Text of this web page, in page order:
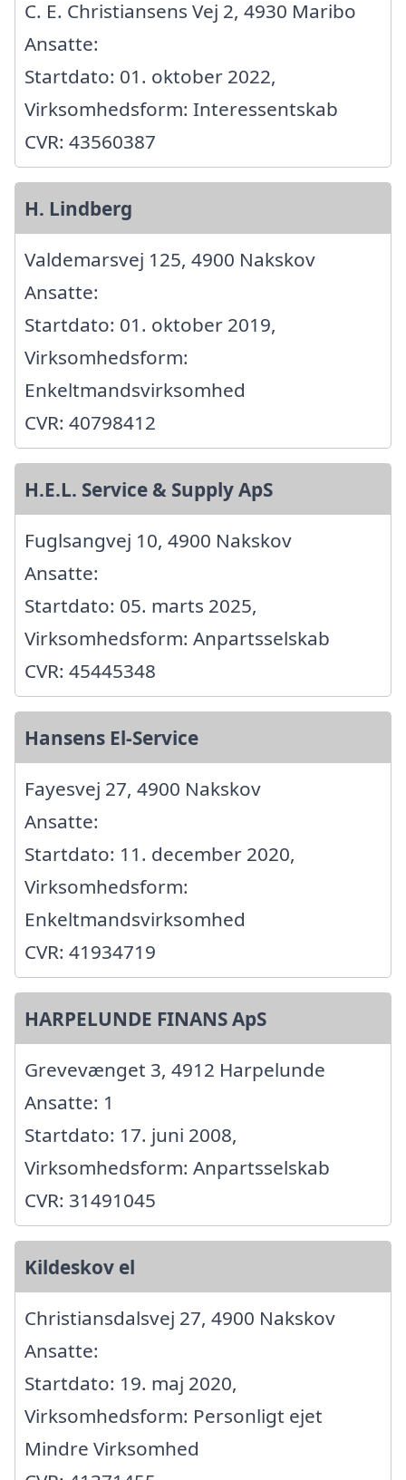
C. E. Christiansens Vej 2, 4930 Maribo
Ansatte:
Startdato: 01. oktober 2022,
Virksomhedsform: Interessentskab
CVR: 43560387
H. Lindberg
Valdemarsvej 125, 4900 Nakskov
Ansatte:
Startdato: 01. oktober 2019,
Virksomhedsform:
Enkeltmandsvirksomhed
CVR: 40798412
H.E.L. Service & Supply ApS
Fuglsangvej 10, 4900 Nakskov
Ansatte:
Startdato: 05. marts 2025,
Virksomhedsform: Anpartsselskab
CVR: 45445348
Hansens El-Service
Fayesvej 27, 4900 Nakskov
Ansatte:
Startdato: 11. december 2020,
Virksomhedsform:
Enkeltmandsvirksomhed
CVR: 41934719
HARPELUNDE FINANS ApS
Grevevænget 3, 4912 Harpelunde
Ansatte: 1
Startdato: 17. juni 2008,
Virksomhedsform: Anpartsselskab
CVR: 31491045
Kildeskov el
Christiansdalsvej 27, 4900 Nakskov
Ansatte:
Startdato: 19. maj 2020,
Virksomhedsform: Personligt ejet
Mindre Virksomhed